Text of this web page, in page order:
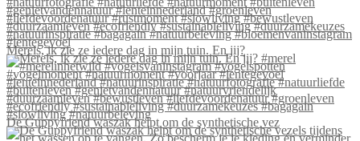
Merels, ik zie ze iedere dag in mijn tuin. En jij?
De Guppyfriend waszak helpt om de synthetische vez